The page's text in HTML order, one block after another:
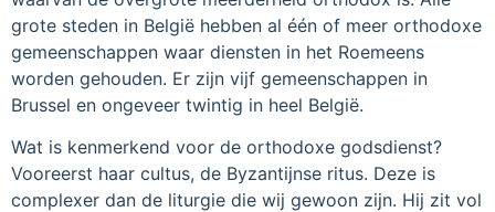
grote steden in België hebben al één of meer orthodoxe
gemeenschappen waar diensten in het Roemeens
worden gehouden. Er zijn vijf gemeenschappen in
Brussel en ongeveer twintig in heel België.
Wat is kenmerkend voor de orthodoxe godsdienst?
Vooreerst haar cultus, de Byzantijnse ritus. Deze is
complexer dan de liturgie die wij gewoon zijn. Hij zit vol